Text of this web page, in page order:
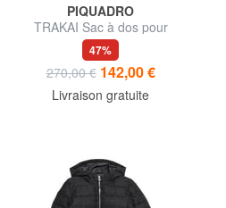
PIQUADRO
TRAKAI Sac à dos pour
ordinateur portable 14 "/ Ipad
9,7" / 11 "
47%
270,00 € 142,00 €
Livraison gratuite